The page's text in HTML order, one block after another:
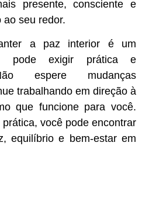
presente, consciente e
ao seu redor.
a paz interior é um
pode exigir prática e
espere mudanças
trabalhando em direção à
que funcione para você.
você pode encontrar
equilíbrio e bem-estar em